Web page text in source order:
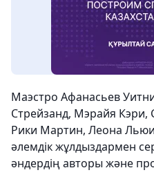
Маэстро Афанасьев
Стрейзанд, Мэрайя
Рики Мартин, Леона
әлемдік жұлдыздармен
әндердің авторы және